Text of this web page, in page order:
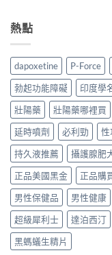
己
嚇
自
己〉
中
法，
教
你
4
招
安
買
到
正
品〉
中
犀
利
士、
必
利
勁
雙
效
藥，
哪
種
最
適
合
你？〉
中
行
情：
dcard
網
友
常
問
的
價
錢
與
購
買
管
道
灣
叫
什
麼？
藥
師
密：
必
利
勁
就
是
達
泊
西
汀，
熱點
dapoxetine P-Force
勃起功能障礙
印度學
壯陽藥
壯陽藥哪裡買
延時噴劑
必利勁 性
持久液推薦
攝護腺肥
正品美國黑金
正品購
男性保健品
男性健康
超級犀利士
達泊西汀
黑螞蟻生精片